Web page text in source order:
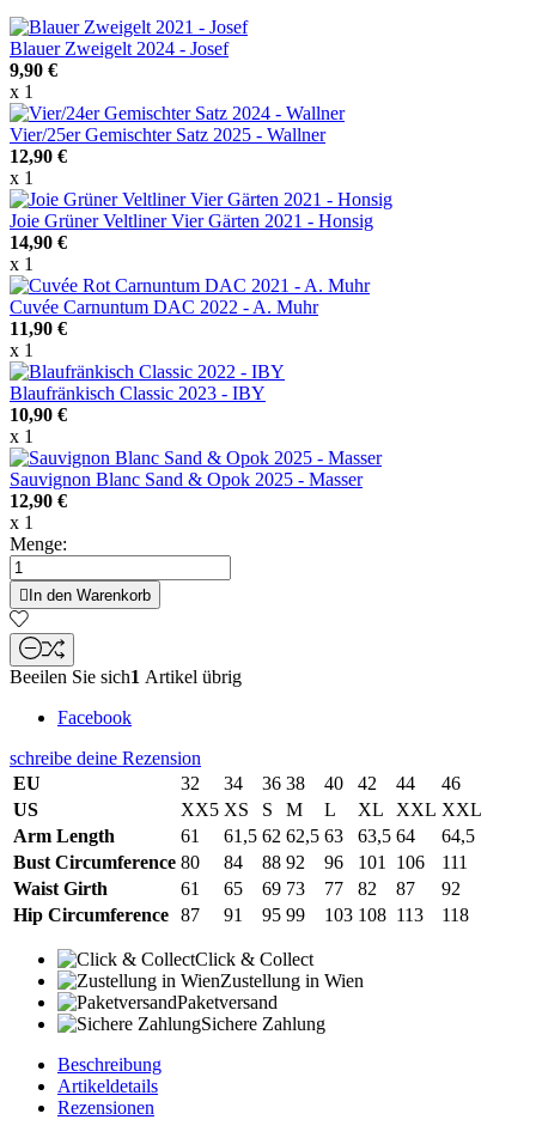
Blauer Zweigelt 2024 - Josef
9,90 €
x 1
Vier/25er Gemischter Satz 2025 - Wallner
12,90 €
x 1
Joie Grüner Veltliner Vier Gärten 2021 - Honsig
14,90 €
x 1
Cuvée Carnuntum DAC 2022 - A. Muhr
11,90 €
x 1
Blaufränkisch Classic 2023 - IBY
10,90 €
x 1
Sauvignon Blanc Sand & Opok 2025 - Masser
12,90 €
x 1
Menge:
In den Warenkorb
Beeilen Sie sich1 Artikel übrig
Facebook
schreibe deine Rezension
EU
32 34 36 38 40 42 44
46
US
XX5 XS S M L XL XXL XXL
Arm Length
61 61,5 62 62,5 63 63,5 64
64,5
Bust Circumference 80 84 88 92 96 101 106
111
Waist Girth
61 65 69 73 77 82 87
92
Hip Circumference 87 91 95 99 103 108 113 118
Click & Collect
Zustellung in Wien
Paketversand
Sichere Zahlung
Beschreibung
Artikeldetails
Rezensionen